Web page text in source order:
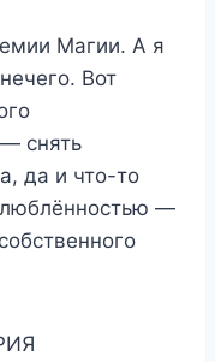
Магии. А я
Вот
снять
да и что-то
—